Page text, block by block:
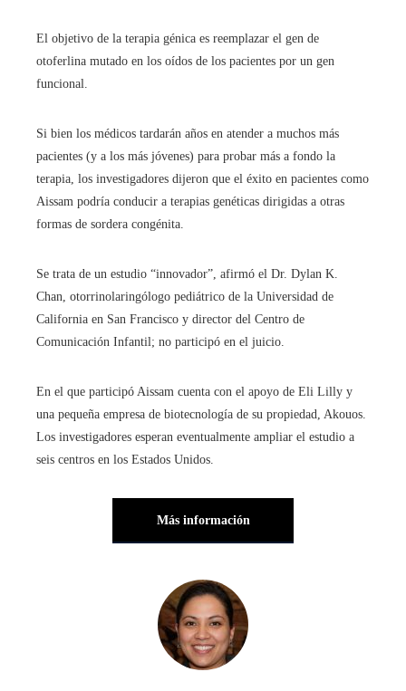
El objetivo de la terapia génica es reemplazar el gen de
otoferlina mutado en los oídos de los pacientes por un gen
funcional.
Si bien los médicos tardarán años en atender a muchos más
pacientes (y a los más jóvenes) para probar más a fondo la
terapia, los investigadores dijeron que el éxito en pacientes como
Aissam podría conducir a terapias genéticas dirigidas a otras
formas de sordera congénita.
Se trata de un estudio “innovador”, afirmó el Dr. Dylan K.
Chan, otorrinolaringólogo pediátrico de la Universidad de
California en San Francisco y director del Centro de
Comunicación Infantil; no participó en el juicio.
En el que participó Aissam cuenta con el apoyo de Eli Lilly y
una pequeña empresa de biotecnología de su propiedad, Akouos.
Los investigadores esperan eventualmente ampliar el estudio a
seis centros en los Estados Unidos.
Más información